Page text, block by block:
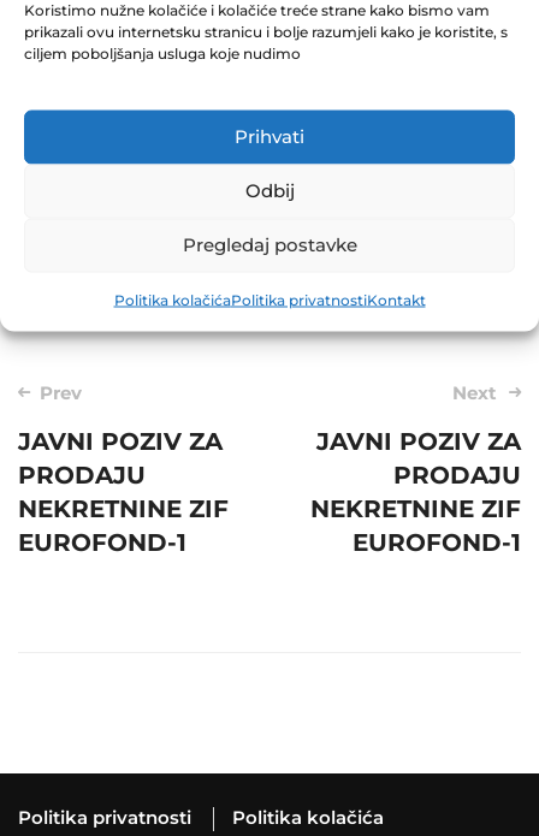
Koristimo nužne kolačiće i kolačiće treće strane kako bismo vam
prikazali ovu internetsku stranicu i bolje razumjeli kako je koristite, s
ciljem poboljšanja usluga koje nudimo
Prihvati
Odbij
Pregledaj postavke
Politika kolačićaPolitika privatnostiKontakt
Javni poziv za prodaju nekretnine – Eurofond
14.10.2025
Post
navigation
Prev
JAVNI POZIV ZA
PRODAJU
NEKRETNINE ZIF
EUROFOND-1
Next
JAVNI POZIV ZA
PRODAJU
NEKRETNINE ZIF
EUROFOND-1
Politika privatnosti Politika kolačića